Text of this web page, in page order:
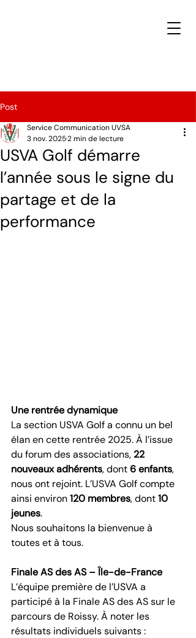
Post
USVA Golf démarre
l’année sous le signe du
partage et de la
performance
Service Communication UVSA
3 nov. 20252 min de lecture
Une rentrée dynamique
La section USVA Golf a connu un bel
élan en cette rentrée 2025. À l’issue
du forum des associations, 22
nouveaux adhérents, dont 6 enfants,
nous ont rejoint. L’USVA Golf compte
ainsi environ 120 membres, dont 10
jeunes.
Nous souhaitons la bienvenue à
toutes et à tous.
Finale AS des AS – Île-de-France
L’équipe première de l’USVA a
participé à la Finale AS des AS sur le
parcours de Roissy. À noter les
résultats individuels suivants :